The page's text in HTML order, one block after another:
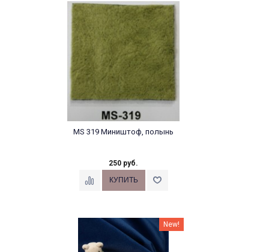
MS 319 Миништоф, полынь
250 руб.
New!